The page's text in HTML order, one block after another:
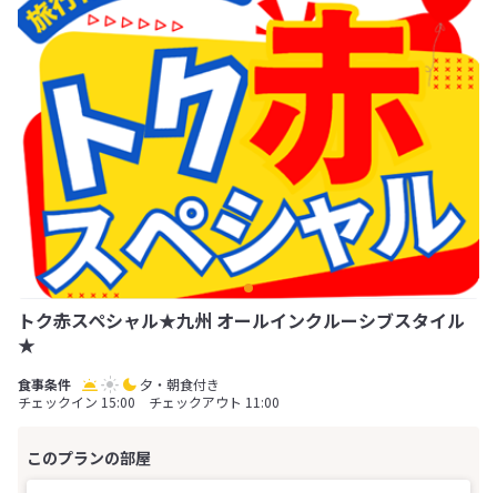
トク赤スペシャル★九州 オールインクルーシブスタイル
★
夕・朝食付き
チェックイン 15:00 チェックアウト 11:00